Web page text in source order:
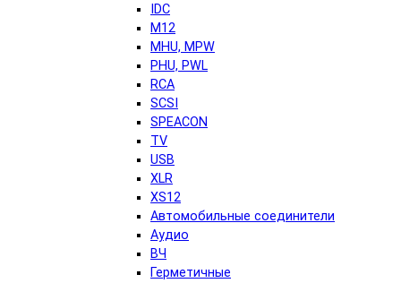
IDC
M12
MHU, MPW
PHU, PWL
RCA
SCSI
SPEACON
TV
USB
XLR
XS12
Автомобильные соединители
Аудио
ВЧ
Герметичные